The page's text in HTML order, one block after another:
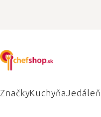
ZnačkyKuchyňaJedáleň